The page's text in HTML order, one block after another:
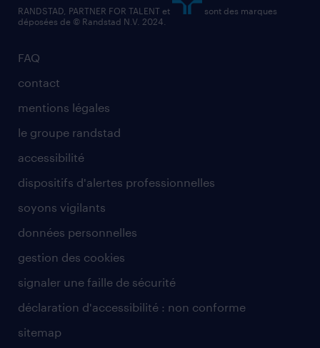
FAQ
contact
mentions légales
le groupe randstad
accessibilité
dispositifs d'alertes professionnelles
soyons vigilants
données personnelles
gestion des cookies
signaler une faille de sécurité
déclaration d'accessibilité : non conforme
sitemap
RANDSTAD, PARTNER FOR TALENT et
sont des marques
déposées de © Randstad N.V. 2024.